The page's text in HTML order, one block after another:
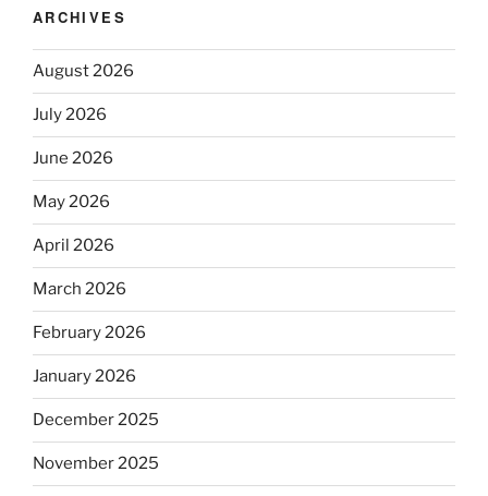
ARCHIVES
August 2026
July 2026
June 2026
May 2026
April 2026
March 2026
February 2026
January 2026
December 2025
November 2025